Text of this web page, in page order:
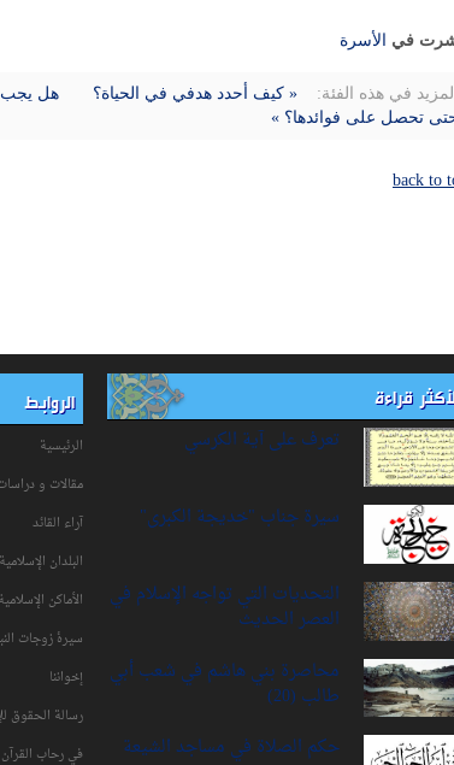
في الأسرة
المزيد في هذه الفئة: « كيف أحدد هدفي في الحياة؟
هل يجب
تحصل على فوائدها؟ »
back to
قراءة
تعرف على آية الكرسي
سيرة‌ جناب "خديجة‌ الكبرى"
التحديات التي تواجه الإسلام في
العصر الحديث
محاصرة بني هاشم في شعب أبي
طالب (20)
حكم الصلاة في مساجد الشيعة
الروابط
الرئيسية
مقالات و
آراء القائد
البلدان الإسلامية
الأماكن الإسلامية
سیرۀ زوجات
إخواننا
رسالة الحقوق
في رحاب القرآن